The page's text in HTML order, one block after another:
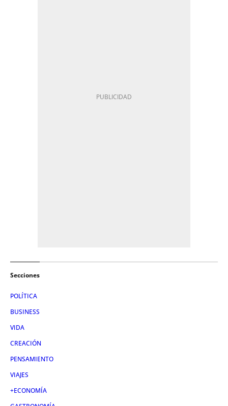
Secciones
POLÍTICA
BUSINESS
VIDA
CREACIÓN
PENSAMIENTO
VIAJES
+ECONOMÍA